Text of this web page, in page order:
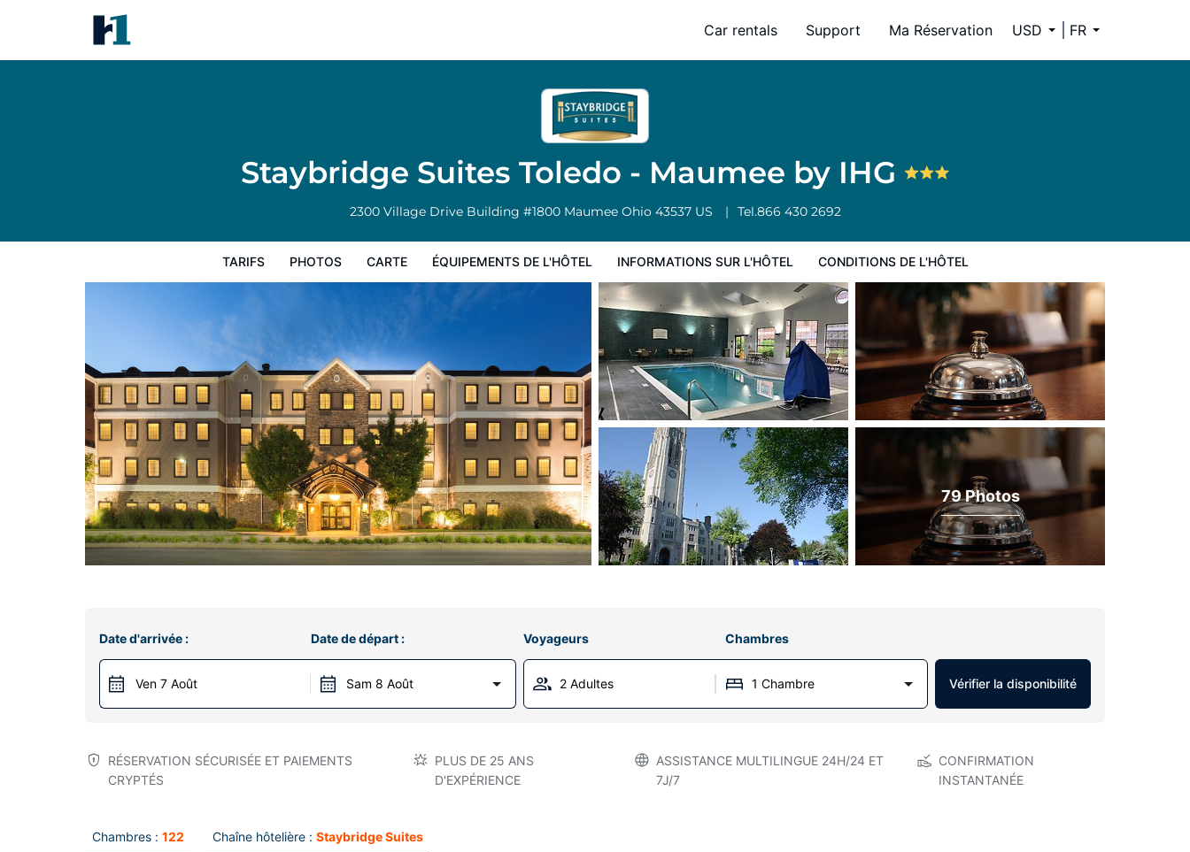
Car rentals Support Ma Réservation USD FR
Staybridge Suites Toledo - Maumee by IHG
2300 Village Drive Building #1800 Maumee Ohio 43537 US Tel.866 430 2692
TARIFS PHOTOS CARTE ÉQUIPEMENTS DE L'HÔTEL INFORMATIONS SUR L'HÔTEL CONDITIONS DE L'HÔTEL
Conditions de l'hôtel
79 Photos
Date d'arrivée :
Ven 7 Août
Date de départ :
Sam 8 Août
Voyageurs Chambres
2 Adultes 1 Chambre Vérifier la disponibilité
RÉSERVATION SÉCURISÉE ET PAIEMENTS
CRYPTÉS
PLUS DE 25 ANS
D'EXPÉRIENCE
ASSISTANCE MULTILINGUE 24H/24 ET
7J/7
CONFIRMATION
INSTANTANÉE
Chambres : 122 Chaîne hôtelière : Staybridge Suites